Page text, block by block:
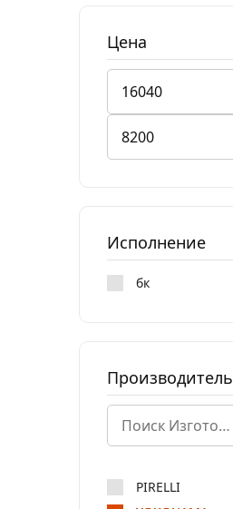
Цена
Исполнение
бк
Производитель
PIRELLI